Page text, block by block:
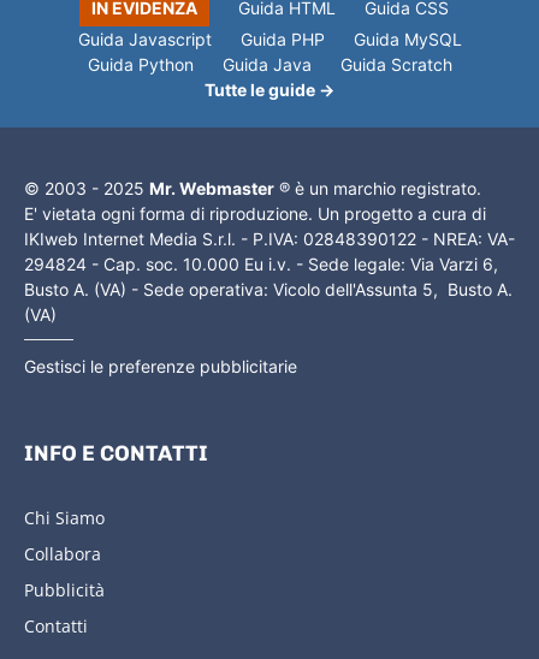
IN EVIDENZA Guida HTML
Guida CSS
Guida Javascript
Guida PHP
Guida MySQL
Guida Python
Guida Java
Guida Scratch
Tutte le guide →
© 2003 - 2025 Mr. Webmaster ® è un marchio registrato.
E' vietata ogni forma di riproduzione. Un progetto a cura di
IKIweb Internet Media S.r.l. - P.IVA: 02848390122 - NREA: VA-
294824 - Cap. soc. 10.000 Eu i.v. - Sede legale: Via Varzi 6,
Busto A. (VA) - Sede operativa: Vicolo dell'Assunta 5, Busto A.
(VA)
Gestisci le preferenze pubblicitarie
INFO E CONTATTI
Chi Siamo
Collabora
Pubblicità
Contatti